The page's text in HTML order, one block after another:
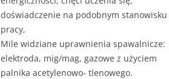
doświadczenie na podobnym stanowisku
pracy,
Mile widziane uprawnienia spawalnicze:
elektroda, mig/mag, gazowe z użyciem
palnika acetylenowo- tlenowego.